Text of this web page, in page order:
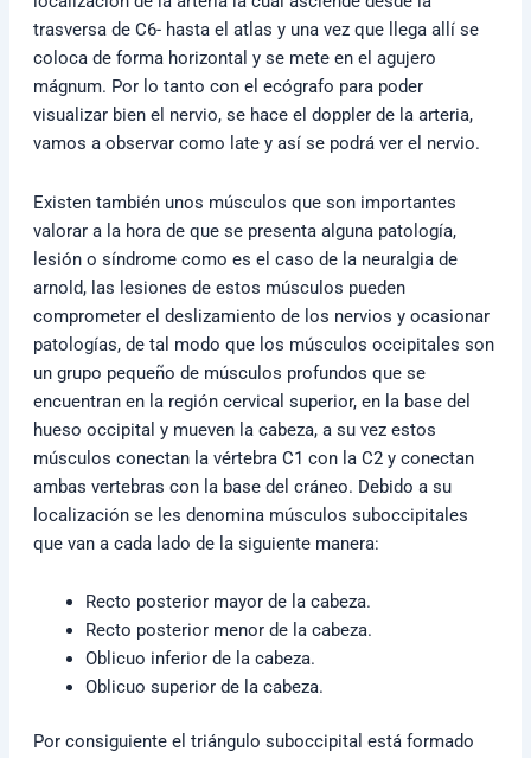
trasversa de C6- hasta el atlas y una vez que llega allí se
coloca de forma horizontal y se mete en el agujero
mágnum. Por lo tanto con el ecógrafo para poder
visualizar bien el nervio, se hace el doppler de la arteria,
vamos a observar como late y así se podrá ver el nervio.
Existen también unos músculos que son importantes
valorar a la hora de que se presenta alguna patología,
lesión o síndrome como es el caso de la neuralgia de
arnold, las lesiones de estos músculos pueden
comprometer el deslizamiento de los nervios y ocasionar
patologías, de tal modo que los músculos occipitales son
un grupo pequeño de músculos profundos que se
encuentran en la región cervical superior, en la base del
hueso occipital y mueven la cabeza, a su vez estos
músculos conectan la vértebra C1 con la C2 y conectan
ambas vertebras con la base del cráneo. Debido a su
localización se les denomina músculos suboccipitales
que van a cada lado de la siguiente manera:
Recto posterior mayor de la cabeza.
Recto posterior menor de la cabeza.
Oblicuo inferior de la cabeza.
Oblicuo superior de la cabeza.
Por consiguiente el triángulo suboccipital está formado